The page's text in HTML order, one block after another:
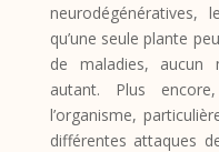
qu’une seule plante
de maladies,
autant. Plus
l’organisme,
différentes attaques